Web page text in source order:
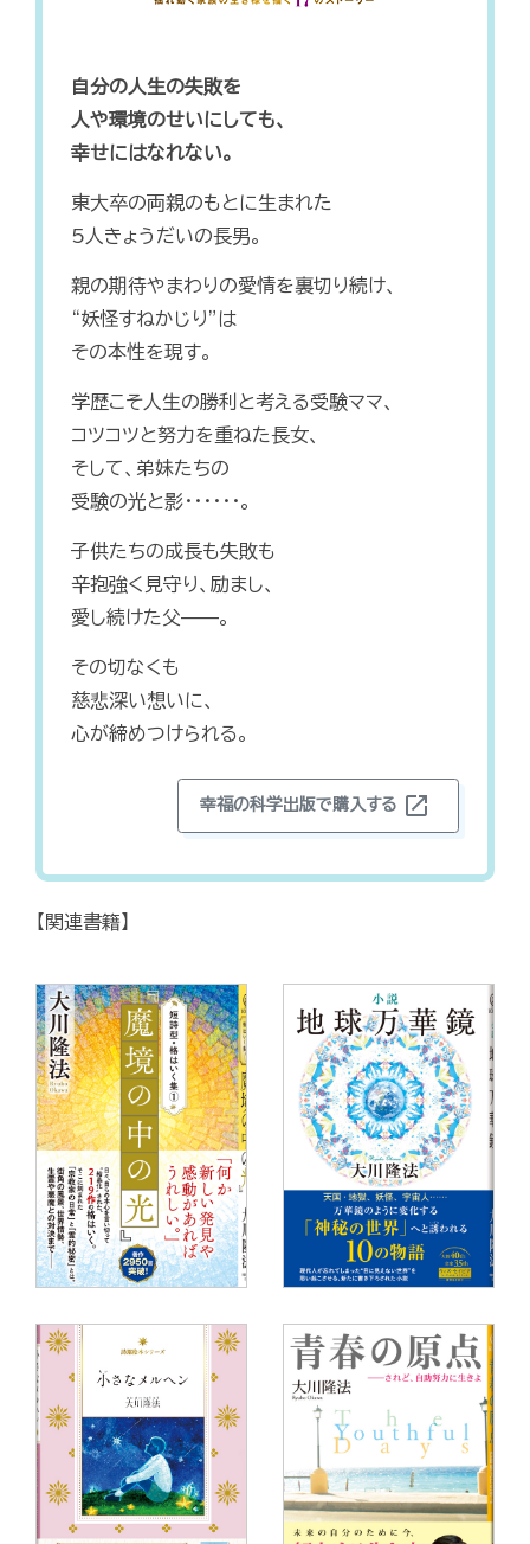
自分の人生の失敗を
人や環境のせいにしても、
幸せにはなれない。
東大卒の両親のもとに生まれた
5人きょうだいの長男。
親の期待やまわりの愛情を裏切り続け、
“妖怪すねかじり”は
その本性を現す。
学歴こそ人生の勝利と考える受験ママ、
コツコツと努力を重ねた長女、
そして、弟妹たちの
受験の光と影･･････。
子供たちの成長も失敗も
辛抱強く見守り、励まし、
愛し続けた父——。
その切なくも
慈悲深い想いに、
心が締めつけられる。
幸福の科学出版で購入する open_in_new
【関連書籍】